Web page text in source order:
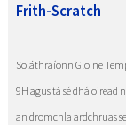
Frith-Scratch
Soláthraíonn Gloine
9H agus tá sé dhá
an dromchla ardchruas